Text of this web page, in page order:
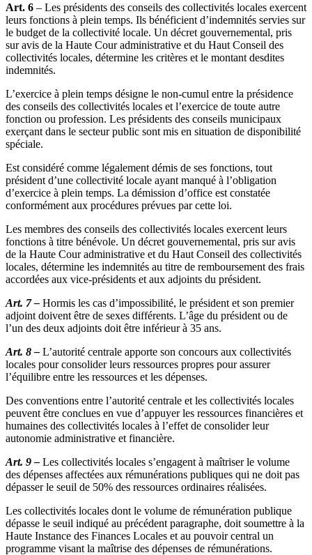
Art. 6 – Les présidents des conseils des collectivités locales exercent
leurs fonctions à plein temps. Ils bénéficient d’indemnités servies sur
le budget de la collectivité locale. Un décret gouvernemental, pris
sur avis de la Haute Cour administrative et du Haut Conseil des
collectivités locales, détermine les critères et le montant desdites
indemnités.
L’exercice à plein temps désigne le non-cumul entre la présidence
des conseils des collectivités locales et l’exercice de toute autre
fonction ou profession. Les présidents des conseils municipaux
exerçant dans le secteur public sont mis en situation de disponibilité
spéciale.
Est considéré comme légalement démis de ses fonctions, tout
président d’une collectivité locale ayant manqué à l’obligation
d’exercice à plein temps. La démission d’office est constatée
conformément aux procédures prévues par cette loi.
Les membres des conseils des collectivités locales exercent leurs
fonctions à titre bénévole. Un décret gouvernemental, pris sur avis
de la Haute Cour administrative et du Haut Conseil des collectivités
locales, détermine les indemnités au titre de remboursement des frais
accordées aux vice-présidents et aux adjoints du président.
Art. 7 – Hormis les cas d’impossibilité, le président et son premier
adjoint doivent être de sexes différents. L’âge du président ou de
l’un des deux adjoints doit être inférieur à 35 ans.
Art. 8 – L’autorité centrale apporte son concours aux collectivités
locales pour consolider leurs ressources propres pour assurer
l’équilibre entre les ressources et les dépenses.
Des conventions entre l’autorité centrale et les collectivités locales
peuvent être conclues en vue d’appuyer les ressources financières et
humaines des collectivités locales à l’effet de consolider leur
autonomie administrative et financière.
Art. 9 – Les collectivités locales s’engagent à maîtriser le volume
des dépenses affectées aux rémunérations publiques qui ne doit pas
dépasser le seuil de 50% des ressources ordinaires réalisées.
Les collectivités locales dont le volume de rémunération publique
dépasse le seuil indiqué au précédent paragraphe, doit soumettre à la
Haute Instance des Finances Locales et au pouvoir central un
programme visant la maîtrise des dépenses de rémunérations.